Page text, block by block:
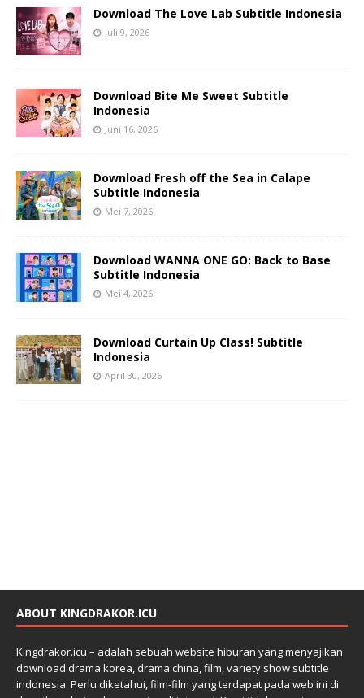
Download The Love Lab Subtitle Indonesia
Juli 9, 2026
Download Bite Me Sweet Subtitle
Indonesia
Juni 16, 2026
Download Fresh off the Sea in Calape
Subtitle Indonesia
Mei 7, 2026
Download WANNA ONE GO: Back to Base
Subtitle Indonesia
Mei 4, 2026
Download Curtain Up Class! Subtitle
Indonesia
April 30, 2026
ABOUT KINGDRAKOR.ICU
Kingdrakor.icu – adalah sebuah website hiburan yang menyajikan
download drama korea, drama china, film, variety show subtitle
indonesia. Perlu diketahui, film-film yang terdapat pada web ini di